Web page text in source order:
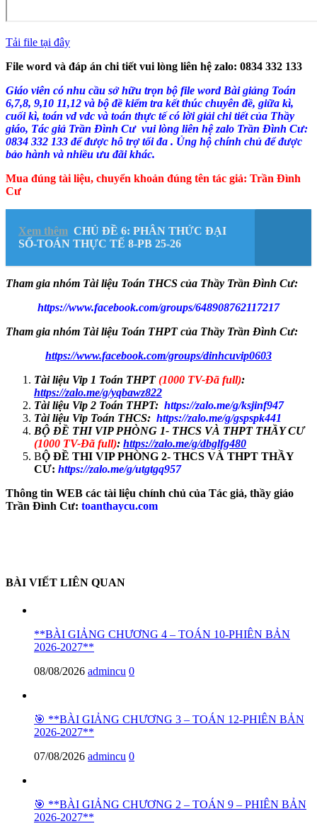
Tải file tại đây
File word và đáp án chi tiết vui lòng liên hệ zalo: 0834 332 133
Giáo viên có nhu cầu sở hữu trọn bộ file word Bài giảng Toán
6,7,8, 9,10 11,12 và bộ đề kiểm tra kết thúc chuyên đề, giữa kì,
cuối kì, toán vd vdc và toán thực tế có lời giải chi tiết của Thầy
giáo, Tác giả Trần Đình Cư vui lòng liên hệ zalo Trần Đình Cư:
0834 332 133 để được hỗ trợ tối đa . Ủng hộ chính chủ để được
bảo hành và nhiều ưu đãi khác.
Mua đúng tài liệu, chuyển khoản đúng tên tác giả: Trần Đình
Cư
Xem thêm CHỦ ĐỀ 6: PHÂN THỨC ĐẠI
SỐ-TOÁN THỰC TẾ 8-PB 25-26
Tham gia nhóm Tài liệu Toán THCS của Thầy Trần Đình Cư:
https://www.facebook.com/groups/648908762117217
Tham gia nhóm Tài liệu Toán THPT của Thầy Trần Đình Cư:
https://www.facebook.com/groups/dinhcuvip0603
Tài liệu Vip 1 Toán THPT(1000 TV-Đã full):
https://zalo.me/g/yqbawz822
Tài liệu Vip 2 Toán THPT: https://zalo.me/g/ksjinf947
Tài liệu Vip Toán THCS: https://zalo.me/g/gspspk441
BỘ ĐỀ THI VIP PHÒNG 1- THCS VÀ THPT THẦY CƯ
(1000 TV-Đã full): https://zalo.me/g/dbglfg480
BỘ ĐỀ THI VIP PHÒNG 2- THCS VÀ THPT THẦY
CƯ: https://zalo.me/g/utgtgq957
Thông tin WEB các tài liệu chính chủ của Tác giả, thầy giáo
Trần Đình Cư: toanthaycu.com
BÀI VIẾT LIÊN QUAN
**BÀI GIẢNG CHƯƠNG 4 – TOÁN 10-PHIÊN BẢN
2026-2027**
08/08/2026 admincu 0
🎯 **BÀI GIẢNG CHƯƠNG 3 – TOÁN 12-PHIÊN BẢN
2026-2027**
07/08/2026 admincu 0
🎯 **BÀI GIẢNG CHƯƠNG 2 – TOÁN 9 – PHIÊN BẢN
2026-2027**